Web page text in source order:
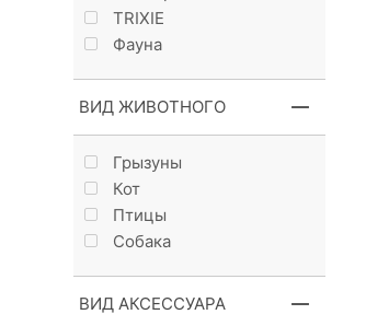
TRIXIE
Фауна
ВИД ЖИВОТНОГО
Грызуны
Кот
Птицы
Собака
ВИД АКСЕССУАРА